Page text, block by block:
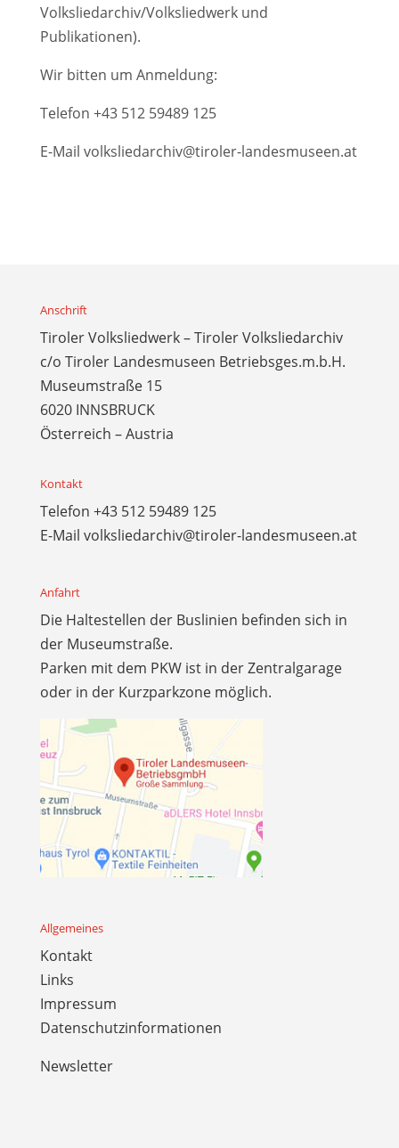
Volksliedarchiv/Volksliedwerk und
Publikationen).
Wir bitten um Anmeldung:
Telefon +43 512 59489 125
E-Mail volksliedarchiv@tiroler-landesmuseen.at
Anschrift
Tiroler Volksliedwerk – Tiroler Volksliedarchiv
c/o Tiroler Landesmuseen Betriebsges.m.b.H.
Museumstraße 15
6020 INNSBRUCK
Österreich – Austria
Kontakt
Telefon +43 512 59489 125
E-Mail volksliedarchiv@tiroler-landesmuseen.at
Anfahrt
Die Haltestellen der Buslinien befinden sich in
der Museumstraße.
Parken mit dem PKW ist in der Zentralgarage
oder in der Kurzparkzone möglich.
Allgemeines
Kontakt
Links
Impressum
Datenschutzinformationen
Newsletter